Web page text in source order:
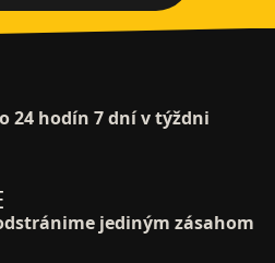
24 hodín 7 dní v týždni
jediným zásahom